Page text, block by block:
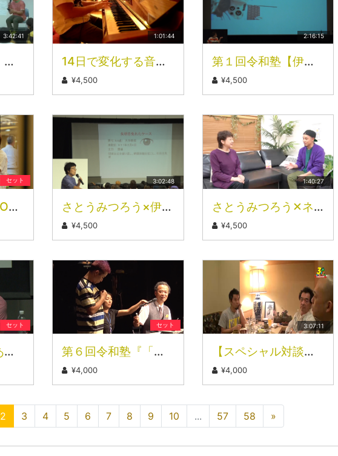
3:42:41
【配信スタート！】伊勢神宮禰宜による沖縄公演
1:01:44
14日で変化する音プログラム（第19倍音）
¥4,500
2:16:15
第１回令和塾【伊禮伸子先生】 食べモノが「あなた」を生きている
¥4,500
セット
第２回令和塾『TOKYOアーシング体験』（全３部）
3:02:48
さとうみつろう×伊禮伸子×船越康弘トークライブ「食を変えれば人生変わる」（2018-11-09）
¥4,500
1:40:27
さとうみつろう✕ネドじゅんさん対談〜〝左脳過剰〟から〝右脳優勢〟に移行する生き方〜
¥4,500
セット
第５回令和塾『あなたが「あなた」になる前の記憶』
セット
第６回令和塾『「あなた」の振動は数値化できる』
¥4,000
3:07:11
【スペシャル対談企画】さとうみつろう×保江邦夫（ディレクターズカット完全版）
¥4,000
2 3 4 5 6 7 8 9 10 ... 57 58 »